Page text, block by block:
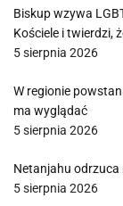
Biskup wzywa
Kościele i twierdzi,
5 sierpnia 2026
W regionie
ma wyglądać
5 sierpnia 2026
Netanjahu
5 sierpnia 2026